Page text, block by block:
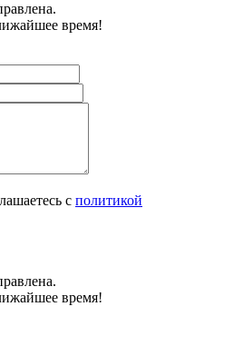
время!
с политикой
время!